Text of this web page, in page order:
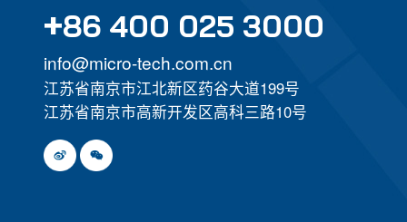
+86 400 025 3000
info@micro-tech.com.cn
江苏省南京市江北新区药谷大道199号
江苏省南京市高新开发区高科三路10号